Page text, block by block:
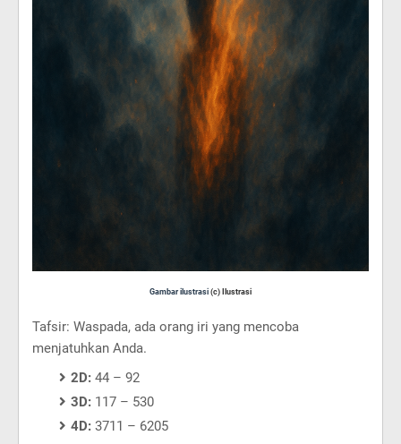
Gambar ilustrasi (c) Ilustrasi
Tafsir: Waspada, ada orang iri yang mencoba
menjatuhkan Anda.
2D: 44 – 92
3D: 117 – 530
4D: 3711 – 6205